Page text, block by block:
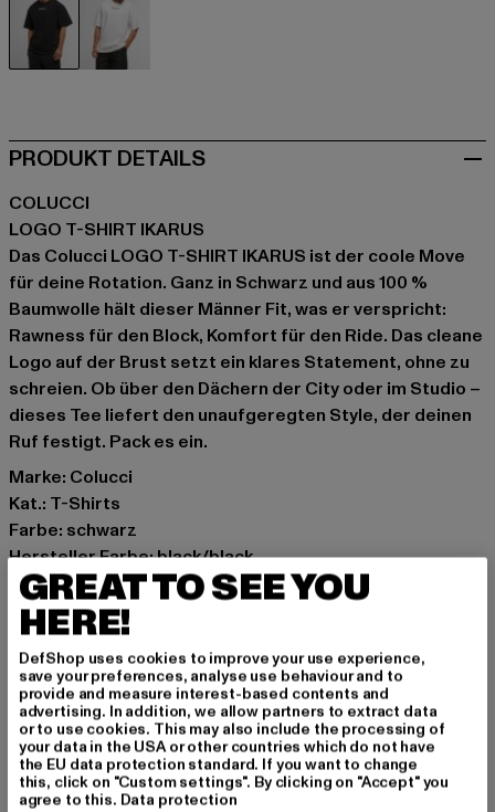
PRODUKT DETAILS
COLUCCI
LOGO T-SHIRT IKARUS
Das Colucci LOGO T-SHIRT IKARUS ist der coole Move
für deine Rotation. Ganz in Schwarz und aus 100 %
Baumwolle hält dieser Männer Fit, was er verspricht:
Rawness für den Block, Komfort für den Ride. Das cleane
Logo auf der Brust setzt ein klares Statement, ohne zu
schreien. Ob über den Dächern der City oder im Studio –
dieses Tee liefert den unaufgeregten Style, der deinen
Ruf festigt. Pack es ein.
Marke: Colucci
Kat.: T-Shirts
Farbe: schwarz
Hersteller Farbe: black/black
Materialzusammensetzung: 100% Baumwolle
Art.Nr: C325-004-00825
Hersteller: Mark Seven Fashion GmbH & Co. KG |
info@carlocolucci.com
Kyllmannweg 7 | 42699 Solingen | DE
GRÖSSE & PASSFORM
GREAT TO SEE YOU
HERE!
DefShop uses cookies to improve your use experience,
save your preferences, analyse use behaviour and to
provide and measure interest-based contents and
advertising. In addition, we allow partners to extract data
or to use cookies. This may also include the processing of
your data in the USA or other countries which do not have
the EU data protection standard. If you want to change
this, click on "Custom settings". By clicking on "Accept" you
agree to this. Data protection